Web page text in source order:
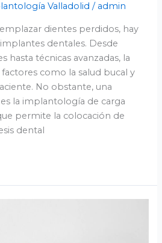
Valladolid / admin
dientes perdidos, hay
dentales. Desde
hasta técnicas avanzadas, la
como la salud bucal y
No obstante, una
la implantología de carga
permite la colocación de
dental